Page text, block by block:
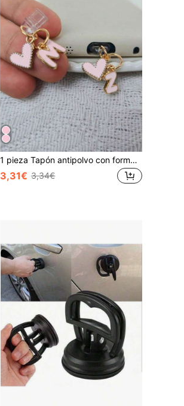
1 pieza Tapón antipolvo con forma de corazón rosa de metal, Protector de puerto de carga con 26 letras en forma de corazón, Accesorio decorativo DIY para teléfono compatible con Apple/Tipo-C, Accesorio antipolvo para dispositivos móviles, Tapón antipolvo con letra corazón de estilo femenino, Regalo para amigos, Regalo del Día de San Valentín, Pequeño regalo de festival, Regalos para la madre, la familia, los amigos, el cumpleaños, accesorios de teléfono, adorno de teléfono
3,31€ 3,34€